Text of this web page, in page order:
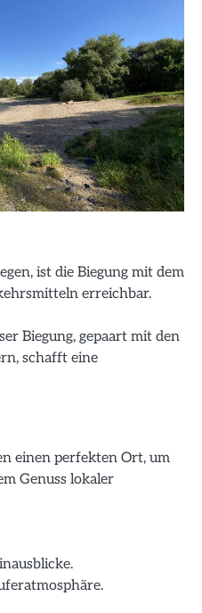
ist die Biegung mit dem
erreichbar.
Biegung, gepaart mit den
schafft eine
einen perfekten Ort, um
Genuss lokaler